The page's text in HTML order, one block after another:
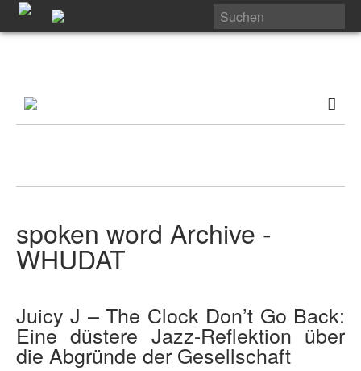
spoken word Archive -
WHUDAT
Juicy J – The Clock Don’t Go Back:
Eine düstere Jazz-Reflektion über
die Abgründe der Gesellschaft